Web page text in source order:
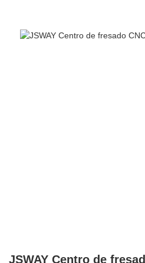
JSWAY Centro de